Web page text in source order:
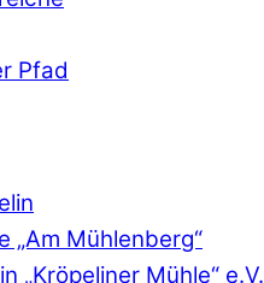
Pfad
„Am Mühlenberg“
„Kröpeliner Mühle“ e.V.